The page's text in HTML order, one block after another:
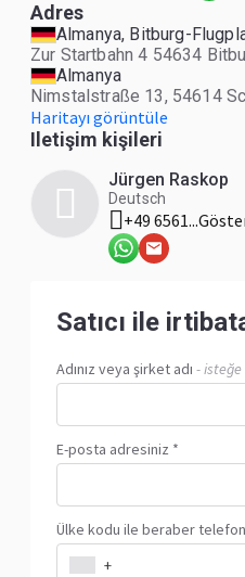
Adres
Almanya, Bitburg-
Zur Startbahn 4 54634
Almanya
Nimstalstraße 13, 54614
Haritayı görüntüle
Iletişim kişileri
Jürgen Raskop
Deutsch
+49 6561...
Satıcı ile
Adınız veya şirket adı - isteğe
E-posta adresiniz *
Ülke kodu ile beraber telefon
+